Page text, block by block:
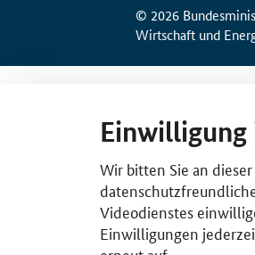
© 2026
Wirtschaft und
Einwilligung
Wir bitten Sie an
Videodienstes
Einwilligungen